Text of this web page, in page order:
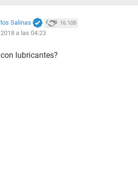
Salinas 16.108
a las 04:23
lubricantes?